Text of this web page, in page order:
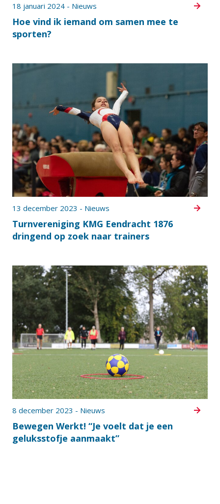
Hoe vind ik iemand om samen mee te
sporten?
18 januari 2024 - Nieuws
Turnvereniging KMG Eendracht 1876
dringend op zoek naar trainers
13 december 2023 - Nieuws
Bewegen Werkt! “Je voelt dat je een
geluksstofje aanmaakt”
8 december 2023 - Nieuws